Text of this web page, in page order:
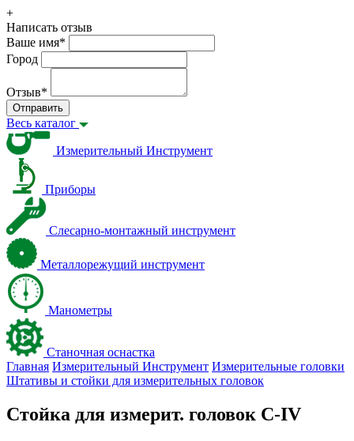
+
Написать отзыв
Ваше имя*
Город
Отзыв*
Отправить
Весь каталог
Измерительный Инструмент
Приборы
Слесарно-монтажный инструмент
Металлорежущий инструмент
Манометры
Станочная оснастка
Главная Измерительный Инструмент Измерительные головки
Штативы и стойки для измерительных головок
Стойка для измерит. головок С-IV